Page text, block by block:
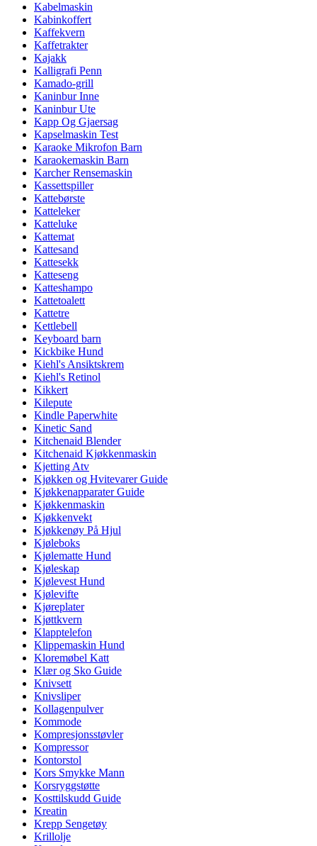
Kabelmaskin
Kabinkoffert
Kaffekvern
Kaffetrakter
Kajakk
Kalligrafi Penn
Kamado-grill
Kaninbur Inne
Kaninbur Ute
Kapp Og Gjaersag
Kapselmaskin Test
Karaoke Mikrofon Barn
Karaokemaskin Barn
Karcher Rensemaskin
Kassettspiller
Kattebørste
Katteleker
Katteluke
Kattemat
Kattesand
Kattesekk
Katteseng
Katteshampo
Kattetoalett
Kattetre
Kettlebell
Keyboard barn
Kickbike Hund
Kiehl's Ansiktskrem
Kiehl's Retinol
Kikkert
Kilepute
Kindle Paperwhite
Kinetic Sand
Kitchenaid Blender
Kitchenaid Kjøkkenmaskin
Kjetting Atv
Kjøkken og Hvitevarer Guide
Kjøkkenapparater Guide
Kjøkkenmaskin
Kjøkkenvekt
Kjøkkenøy På Hjul
Kjøleboks
Kjølematte Hund
Kjøleskap
Kjølevest Hund
Kjølevifte
Kjøreplater
Kjøttkvern
Klapptelefon
Klippemaskin Hund
Kloremøbel Katt
Klær og Sko Guide
Knivsett
Knivsliper
Kollagenpulver
Kommode
Kompresjonsstøvler
Kompressor
Kontorstol
Kors Smykke Mann
Korsryggstøtte
Kosttilskudd Guide
Kreatin
Krepp Sengetøy
Krillolje